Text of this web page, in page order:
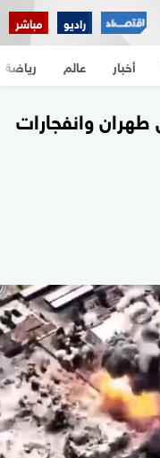
راديو مباشر
أخبار عالم رياضة
وانفجارات